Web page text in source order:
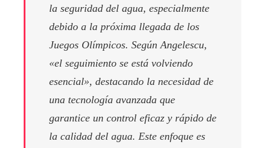
la seguridad del agua, especialmente
debido a la próxima llegada de los
Juegos Olímpicos. Según Angelescu,
«el seguimiento se está volviendo
esencial», destacando la necesidad de
una tecnología avanzada que
garantice un control eficaz y rápido de
la calidad del agua. Este enfoque es